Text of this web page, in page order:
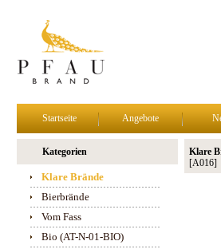
Startseite Angebote
Kategorien
Klare Brände
Bierbrände
Vom Fass
Bio (AT-N-01-BIO)
Klare
[A016]